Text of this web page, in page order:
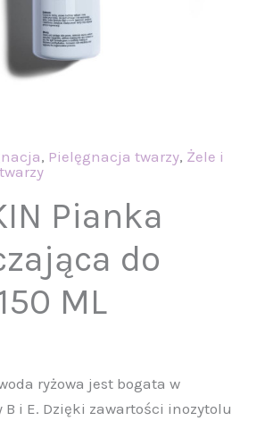
, Pielęgnacja twarzy, Żele i
Pianka
do
ML
ryżowa jest bogata w
i E. Dzięki zawartości inozytolu